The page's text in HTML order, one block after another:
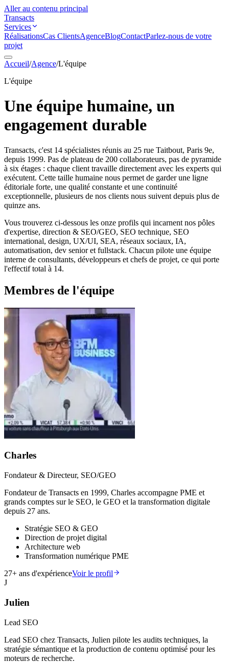
Aller au contenu principal
Transacts
Services
RéalisationsCas ClientsAgenceBlogContactParlez-nous de votre
projet
Accueil/Agence/L'équipe
L'équipe
Une équipe humaine, un
engagement durable
Transacts, c'est 14 spécialistes réunis au 25 rue Taitbout, Paris 9e,
depuis 1999. Pas de plateau de 200 collaborateurs, pas de pyramide
à six étages : chaque client travaille directement avec les experts qui
exécutent. Cette taille humaine nous permet de garder une ligne
éditoriale forte, une qualité constante et une continuité
exceptionnelle, plusieurs de nos clients nous suivent depuis plus de
quinze ans.
Vous trouverez ci-dessous les onze profils qui incarnent nos pôles
d'expertise, direction & SEO/GEO, SEO technique, SEO
international, design, UX/UI, SEA, réseaux sociaux, IA,
automatisation, dev senior et fullstack. Chacun pilote une équipe
interne de consultants, développeurs et chefs de projet, ce qui porte
l'effectif total à 14.
Membres de l'équipe
Charles
Fondateur & Directeur, SEO/GEO
Fondateur de Transacts en 1999, Charles accompagne PME et
grands comptes sur le SEO, le GEO et la transformation digitale
depuis 27 ans.
Stratégie SEO & GEO
Direction de projet digital
Architecture web
Transformation numérique PME
27+ ans d'expérienceVoir le profil
J
Julien
Lead SEO
Lead SEO chez Transacts, Julien pilote les audits techniques, la
stratégie sémantique et la production de contenu optimisé pour les
moteurs de recherche.